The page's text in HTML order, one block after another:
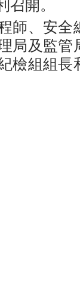
召開。
、安全
局及監管
檢組組長